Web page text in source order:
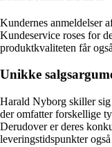
Kundernes anmeldelser
Kundeservice roses for
produktkvaliteten får
Unikke
Harald Nyborg skiller
der omfatter forskellige
Derudover er deres
leveringstidspunkter